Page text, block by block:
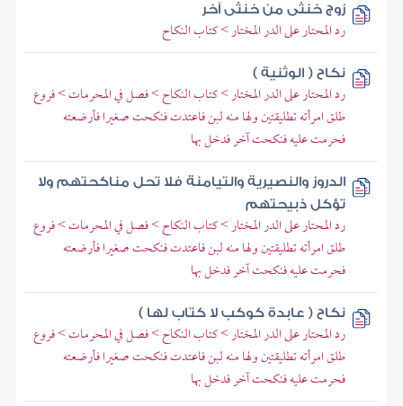
زوج خنثى من خنثى آخر
رد المحتار على الدر المختار > كتاب النكاح
نكاح ( الوثنية )
رد المحتار على الدر المختار > كتاب النكاح > فصل في المحرمات > فروع
طلق امرأته تطليقتين ولها منه لبن فاعتدت فنكحت صغيرا فأرضعته
فحرمت عليه فنكحت آخر فدخل بها
الدروز والنصيرية والتيامنة فلا تحل مناكحتهم ولا
تؤكل ذبيحتهم
رد المحتار على الدر المختار > كتاب النكاح > فصل في المحرمات > فروع
طلق امرأته تطليقتين ولها منه لبن فاعتدت فنكحت صغيرا فأرضعته
فحرمت عليه فنكحت آخر فدخل بها
نكاح ( عابدة كوكب لا كتاب لها )
رد المحتار على الدر المختار > كتاب النكاح > فصل في المحرمات > فروع
طلق امرأته تطليقتين ولها منه لبن فاعتدت فنكحت صغيرا فأرضعته
فحرمت عليه فنكحت آخر فدخل بها